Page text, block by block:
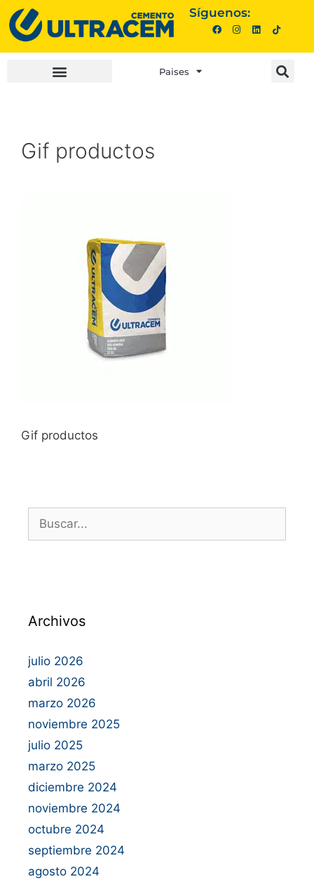
Síguenos:
Paises
Gif productos
Gif productos
Archivos
julio 2026
abril 2026
marzo 2026
noviembre 2025
julio 2025
marzo 2025
diciembre 2024
noviembre 2024
octubre 2024
septiembre 2024
agosto 2024